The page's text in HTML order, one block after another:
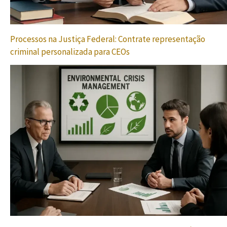
Processos na Justiça Federal: Contrate representação
criminal personalizada para CEOs